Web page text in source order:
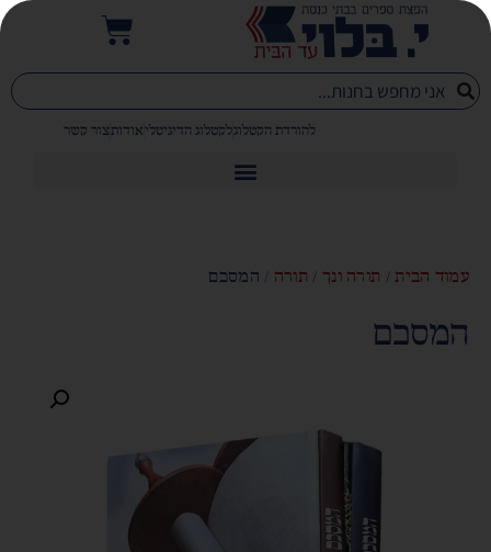
להורדת הקטלוגלקטלוג הדיגיטליאודותצור קשר
עמוד הבית/ תורה ונך / תורה / המסכם
המסכם